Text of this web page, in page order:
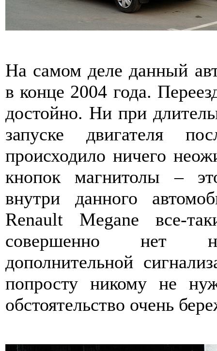
На самом деле данный
в конце 2004 года.
достойно. Ни при
запуске двигателя
происходило ничего
кнопок магнитолы –
внутри данного
Renault Megane все-
совершенно нет
дополнительной
попросту никому не
обстоятельство очень